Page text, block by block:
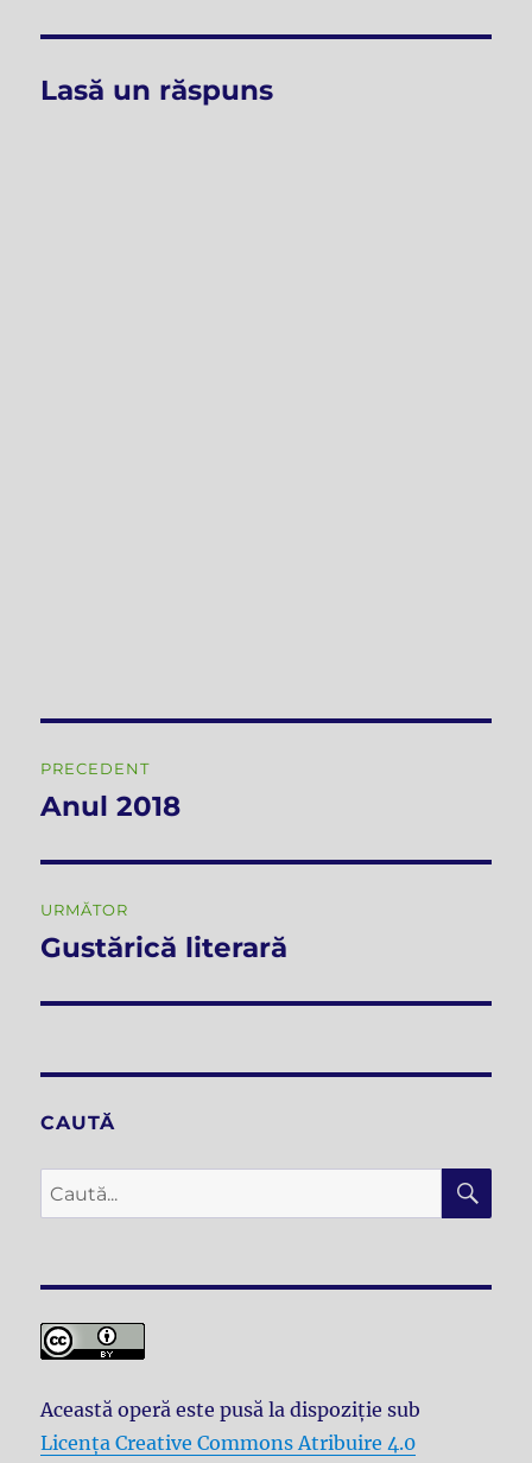
Lasă un răspuns
în
PRECEDENT
Articolul
Anul 2018
URMĂTOR
Articolul
Gustărică literară
CAUTĂ
Caută
după:
Această operă este pusă la dispoziţie sub
Licenţa Creative Commons Atribuire 4.0